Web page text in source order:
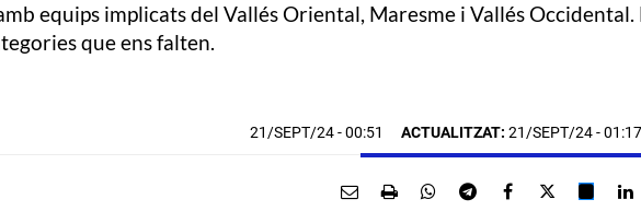
equips implicats del Vallés Oriental, Maresme i Vallés
que ens falten.
21/SEPT/24- 00:51 ACTUALITZAT: 21/SEPT/24 - 01:17